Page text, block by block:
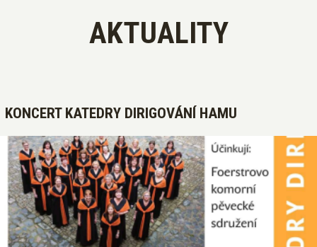
AKTUALITY
KONCERT KATEDRY DIRIGOVÁNÍ HAMU